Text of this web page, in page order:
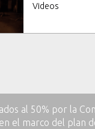
Videos
al 50% por la
el marco del plan